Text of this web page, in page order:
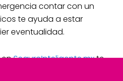
contar con un
te ayuda a estar
eventualidad.
enSeguroInteligente.mxte